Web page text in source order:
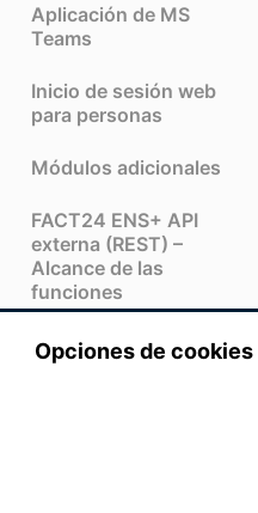
Opciones de cookies
Aplicación de MS
Teams
Inicio de sesión web
para personas
Módulos adicionales
FACT24 ENS+ API
externa (REST) –
Alcance de las
funciones
FACT24 IA